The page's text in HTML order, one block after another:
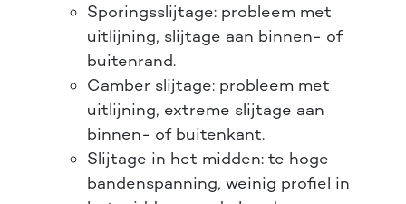
Sporingsslijtage: probleem met
uitlijning, slijtage aan binnen- of
buitenrand.
Camber slijtage: probleem met
uitlijning, extreme slijtage aan
binnen- of buitenkant.
Slijtage in het midden: te hoge
bandenspanning, weinig profiel in